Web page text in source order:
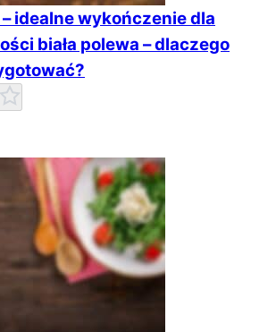
– idealne wykończenie dla
biała polewa – dlaczego